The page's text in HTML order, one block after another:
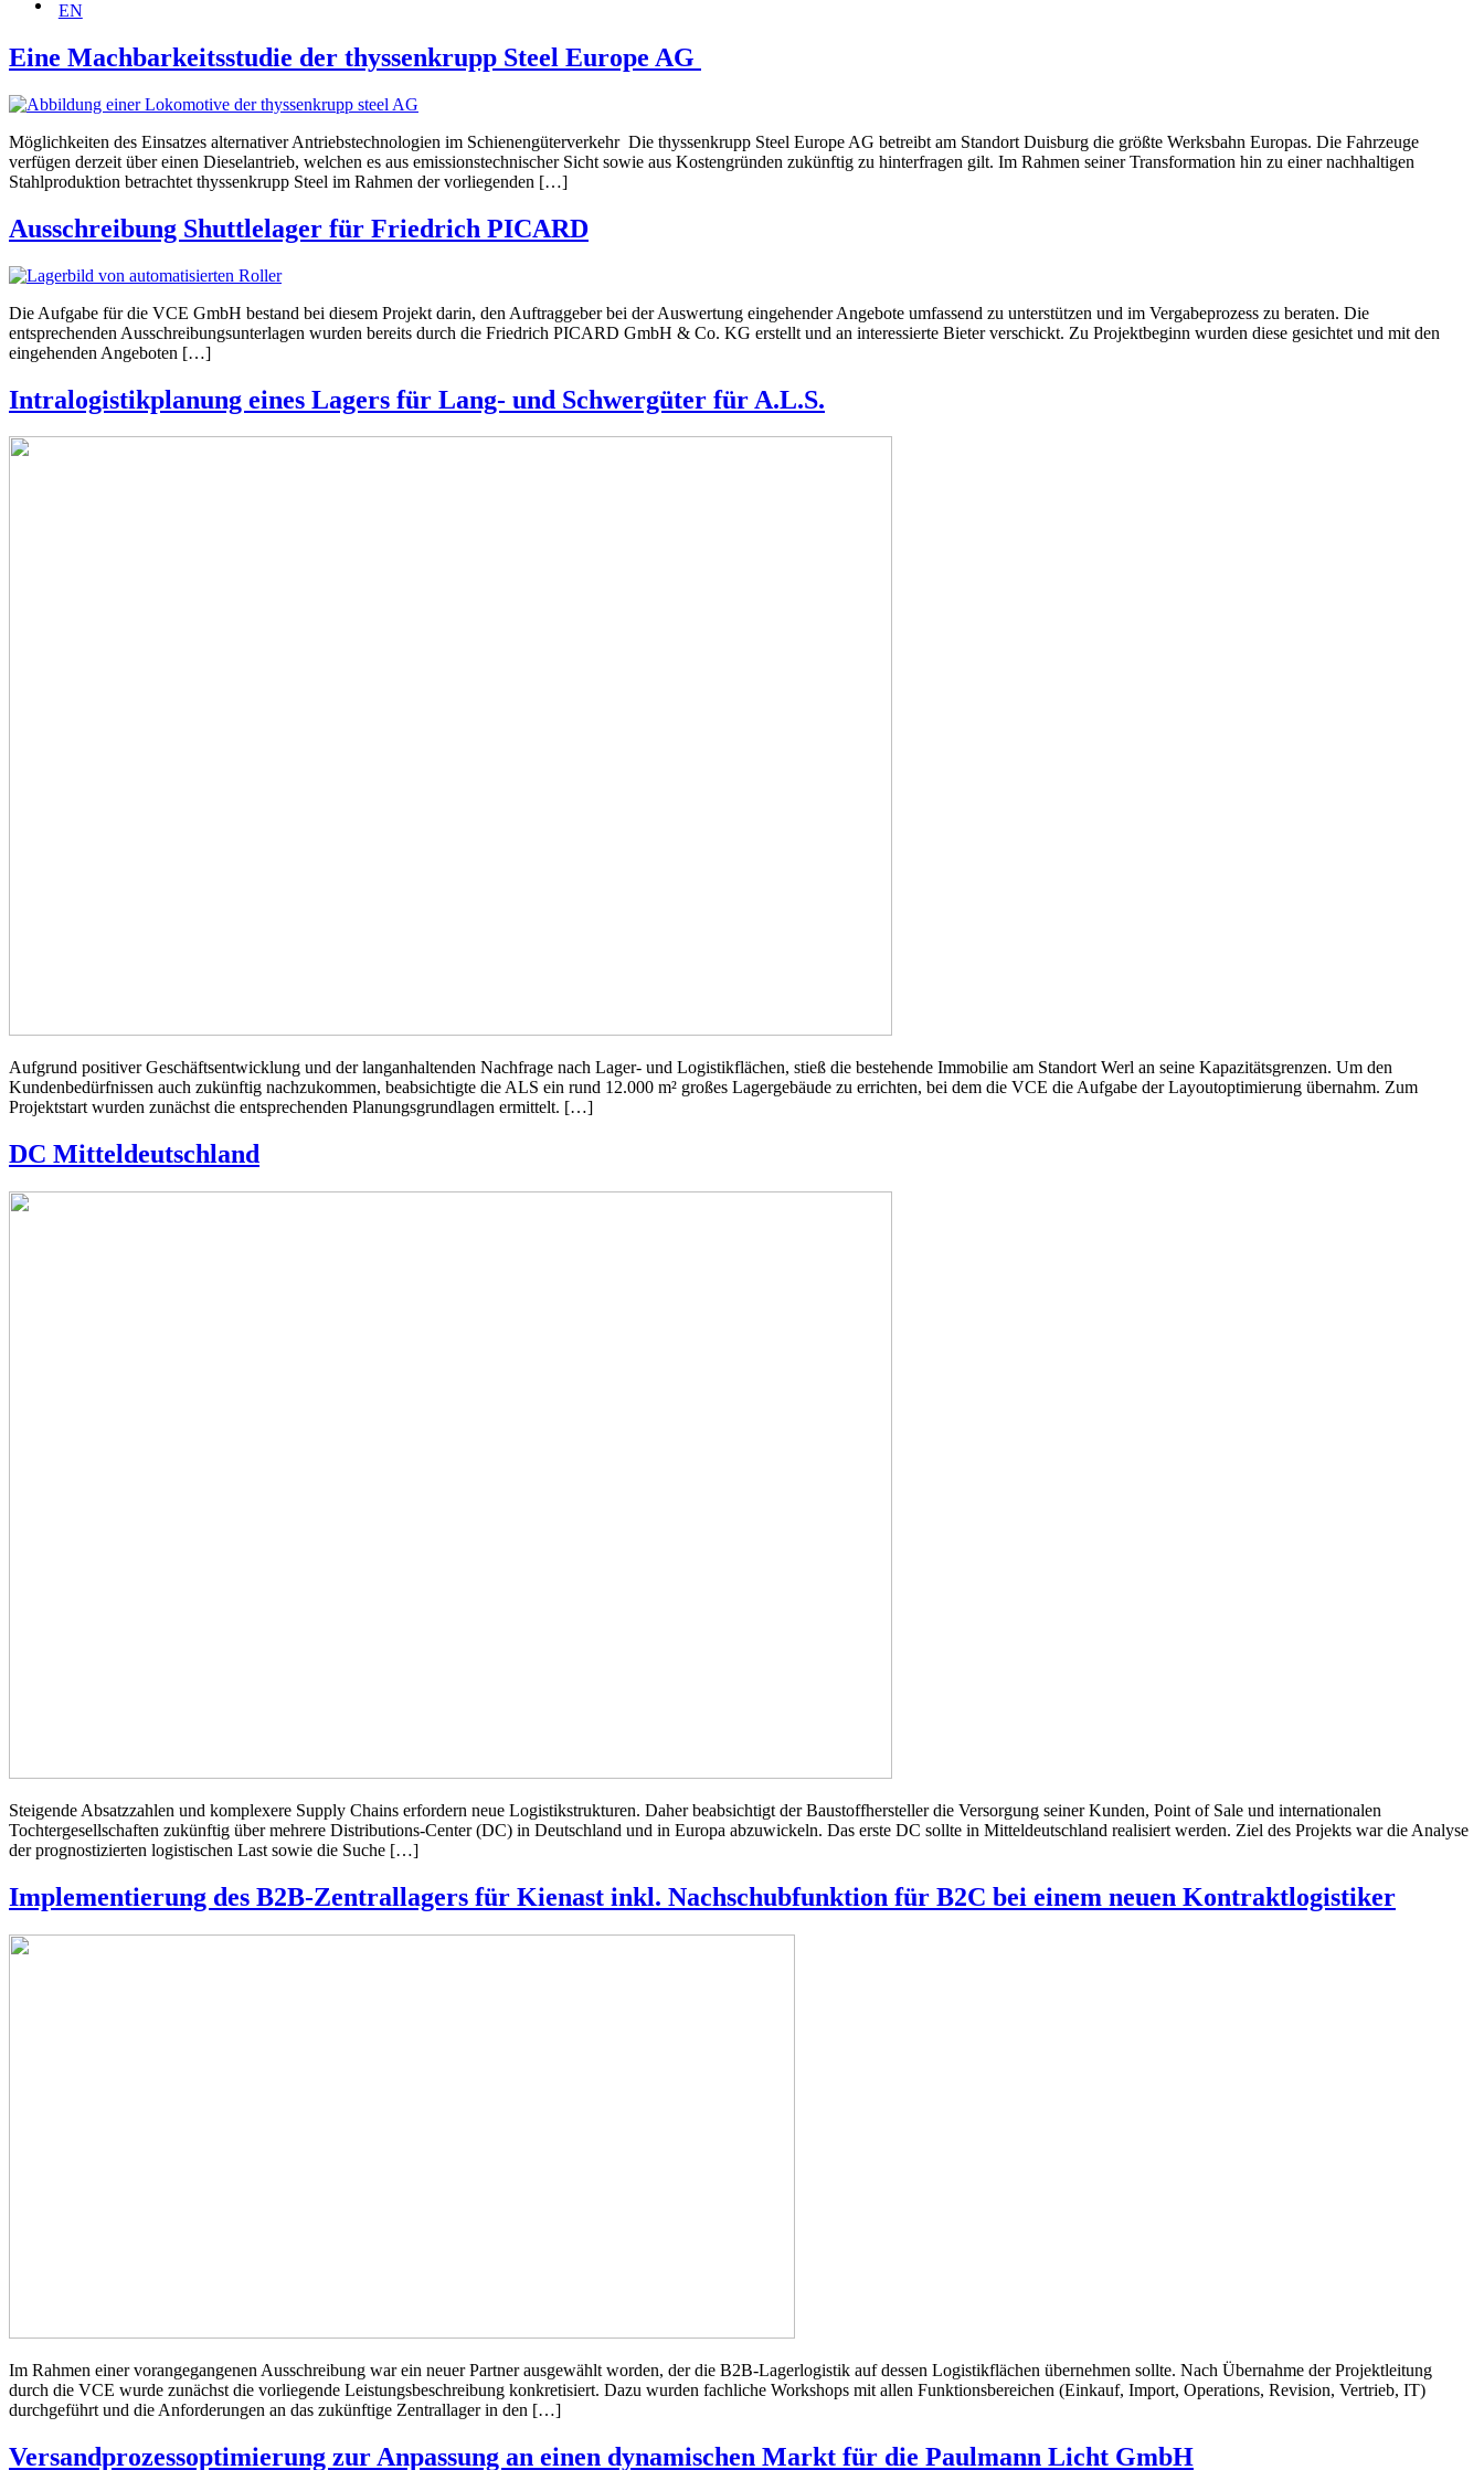
EN
Eine Machbarkeitsstudie der thyssenkrupp Steel Europe AG
Möglichkeiten des Einsatzes alternativer Antriebstechnologien im Schienengüterverkehr Die thyssenkrupp Steel Europe AG betreibt am Standort Duisburg die größte Werksbahn Europas. Die Fahrzeuge
verfügen derzeit über einen Dieselantrieb, welchen es aus emissionstechnischer Sicht sowie aus Kostengründen zukünftig zu hinterfragen gilt. Im Rahmen seiner Transformation hin zu einer nachhaltigen
Stahlproduktion betrachtet thyssenkrupp Steel im Rahmen der vorliegenden […]
Ausschreibung Shuttlelager für Friedrich PICARD
Die Aufgabe für die VCE GmbH bestand bei diesem Projekt darin, den Auftraggeber bei der Auswertung eingehender Angebote umfassend zu unterstützen und im Vergabeprozess zu beraten. Die
entsprechenden Ausschreibungsunterlagen wurden bereits durch die Friedrich PICARD GmbH & Co. KG erstellt und an interessierte Bieter verschickt. Zu Projektbeginn wurden diese gesichtet und mit den
eingehenden Angeboten […]
Intralogistikplanung eines Lagers für Lang- und Schwergüter für A.L.S.
Aufgrund positiver Geschäftsentwicklung und der langanhaltenden Nachfrage nach Lager- und Logistikflächen, stieß die bestehende Immobilie am Standort Werl an seine Kapazitätsgrenzen. Um den
Kundenbedürfnissen auch zukünftig nachzukommen, beabsichtigte die ALS ein rund 12.000 m² großes Lagergebäude zu errichten, bei dem die VCE die Aufgabe der Layoutoptimierung übernahm. Zum
Projektstart wurden zunächst die entsprechenden Planungsgrundlagen ermittelt. […]
DC Mitteldeutschland
Steigende Absatzzahlen und komplexere Supply Chains erfordern neue Logistikstrukturen. Daher beabsichtigt der Baustoffhersteller die Versorgung seiner Kunden, Point of Sale und internationalen
Tochtergesellschaften zukünftig über mehrere Distributions-Center (DC) in Deutschland und in Europa abzuwickeln. Das erste DC sollte in Mitteldeutschland realisiert werden. Ziel des Projekts war die Analyse
der prognostizierten logistischen Last sowie die Suche […]
Implementierung des B2B-Zentrallagers für Kienast inkl. Nachschubfunktion für B2C bei einem neuen Kontraktlogistiker
Im Rahmen einer vorangegangenen Ausschreibung war ein neuer Partner ausgewählt worden, der die B2B-Lagerlogistik auf dessen Logistikflächen übernehmen sollte. Nach Übernahme der Projektleitung
durch die VCE wurde zunächst die vorliegende Leistungsbeschreibung konkretisiert. Dazu wurden fachliche Workshops mit allen Funktionsbereichen (Einkauf, Import, Operations, Revision, Vertrieb, IT)
durchgeführt und die Anforderungen an das zukünftige Zentrallager in den […]
Versandprozessoptimierung zur Anpassung an einen dynamischen Markt für die Paulmann Licht GmbH